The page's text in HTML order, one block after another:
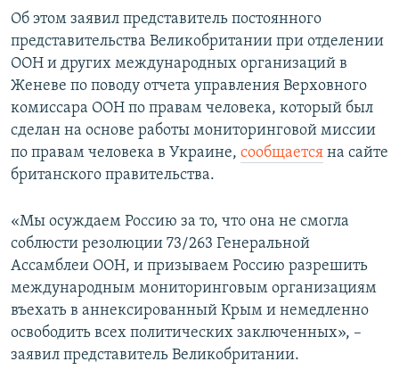
Об этом заявил представитель постоянного
представительства Великобритании при отделении
ООН и других международных организаций в
Женеве по поводу отчета управления Верховного
комиссара ООН по правам человека, который был
сделан на основе работы мониторинговой миссии
по правам человека в Украине, сообщается на сайте
британского правительства.
«Мы осуждаем Россию за то, что она не смогла
соблюсти резолюции 73/263 Генеральной
Ассамблеи ООН, и призываем Россию разрешить
международным мониторинговым организациям
въехать в аннексированный Крым и немедленно
освободить всех политических заключенных», –
заявил представитель Великобритании.